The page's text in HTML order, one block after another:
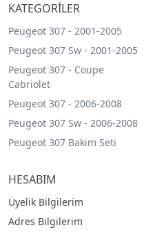
KATEGORİLER
Peugeot 307 - 2001-2005
Peugeot 307 Sw - 2001-2005
Peugeot 307 - Coupe
Cabriolet
Peugeot 307 - 2006-2008
Peugeot 307 Sw - 2006-2008
Peugeot 307 Bakim Seti
HESABIM
Üyelik Bilgilerim
Adres Bilgilerim